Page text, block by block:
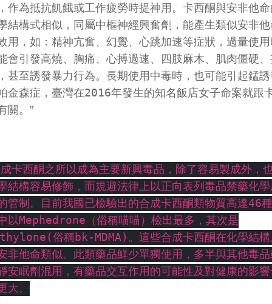
作為抵抗飢餓或工作疲勞時提神用。卡西酮與安非他
結構式相似，同屬中樞神經興奮劑，能產生類似安非
用，如：精神亢奮、幻覺、心跳加速等症狀，過量使
會引發高燒、胸痛、心搏過速、四肢麻木、肌肉僵硬
甚至誘發暴力行為。長期使用中毒時，也可能引起錳
金森症，臺灣在2016年發生的知名飯店女子命案就跟
關。
卡西酮之所以成為主要新興毒品，除了容易製成外，
結構容易修飾，而規避法律上以正向表列毒品禁藥化
管制。目前我國已檢驗出的合成卡西酮類物質高達46
以Mephedrone（俗稱喵喵）檢出最多，其次是
俗稱bk-MDMA)。這些合成卡西酮在化學結構
非他命類似。此類藥品鮮少單獨使用，多半與其他毒
安眠劑混用，有藥品交互作用的可能性及對健康的影
大。